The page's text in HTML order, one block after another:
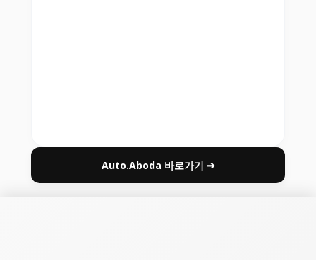
Auto.Aboda 바로가기 ➔